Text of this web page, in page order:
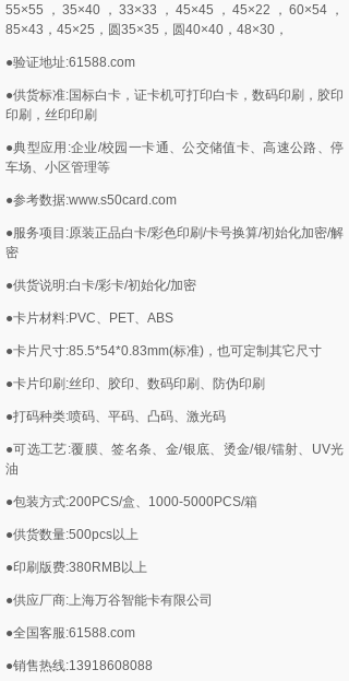
55×55，35×40，33×33，45×45，45×22，60×54，
85×43，45×25，圆35×35，圆40×40，48×30，
●验证地址:61588.com
●供货标准:国标白卡，证卡机可打印白卡，数码印刷，胶印
印刷，丝印印刷
●典型应用:企业/校园一卡通、公交储值卡、高速公路、停
车场、小区管理等
●参考数据:www.s50card.com
●服务项目:原装正品白卡/彩色印刷/卡号换算/初始化加密/解
密
●供货说明:白卡/彩卡/初始化/加密
●卡片材料:PVC、PET、ABS
●卡片尺寸:85.5*54*0.83mm(标准)，也可定制其它尺寸
●卡片印刷:丝印、胶印、数码印刷、防伪印刷
●打码种类:喷码、平码、凸码、激光码
●可选工艺:覆膜、签名条、金/银底、烫金/银/镭射、UV光
油
●包装方式:200PCS/盒、1000-5000PCS/箱
●供货数量:500pcs以上
●印刷版费:380RMB以上
●供应厂商:上海万谷智能卡有限公司
●全国客服:61588.com
●销售热线:13918608088